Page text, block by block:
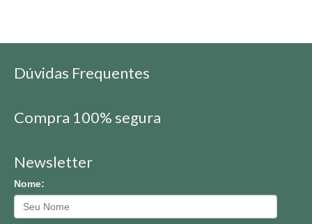
Dúvidas Frequentes
Compra 100% segura
Newsletter
Nome: